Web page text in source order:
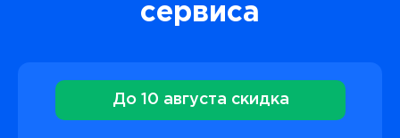
сервиса
До 10 августа скидка